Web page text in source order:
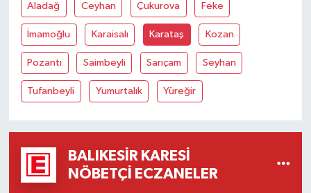
Aladağ Ceyhan Çukurova Feke
İmamoğlu Karaisalı Karataş Kozan
Pozantı Saimbeyli Sarıçam Seyhan
Tufanbeyli Yumurtalık Yüreğir
BALIKESIR KARESI
NÖBETÇI ECZANELER
Manyas
OLAY
OTOMOTİV
Resmi İlanlar
SAĞLIK